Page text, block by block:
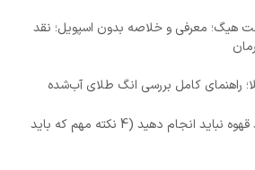
هیگ؛ معرفی و خلاصه بدون اسپویل؛ نقد
راهنمای کامل بررسی انگ طلای آب‌شده
اشتباهاتی که هنگام خرید قهوه نباید انجام دهید (4 نکته مهم که باید